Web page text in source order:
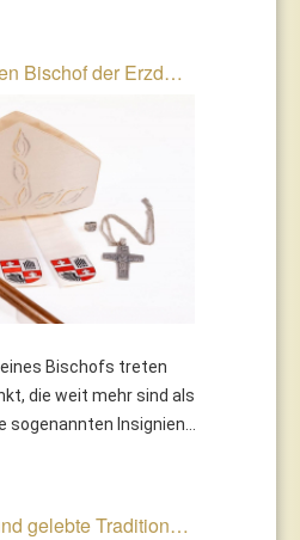
Bischof der Erzd…
Bischofs treten
die weit mehr sind als
Insignien...
gelebte Tradition…